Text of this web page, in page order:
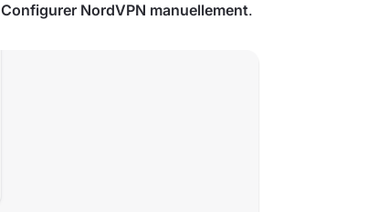
Configurer NordVPN manuellement.